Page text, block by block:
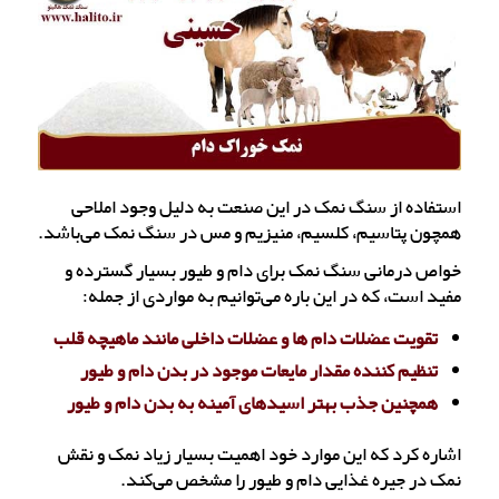
استفاده از سنگ نمک در این صنعت به دلیل وجود املاحی
همچون پتاسیم، کلسیم، منیزیم و مس در سنگ نمک می‌باشد.
خواص درمانی سنگ نمک برای دام و طیور بسیار گسترده و
مفید است، که در این باره می‌توانیم به مواردی از جمله:
تقویت عضلات دام ها و عضلات داخلی مانند ماهیچه قلب
تنظیم کننده مقدار مایعات موجود در بدن دام و طیور
همچنین جذب بهتر اسیدهای آمینه به بدن دام و طیور
اشاره کرد که این موارد خود اهمیت بسیار زیاد نمک و نقش
نمک در جیره غذایی دام و طیور را مشخص می‌کند.